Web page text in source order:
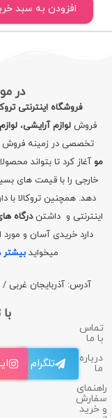
افزودن به سبد
در
فروشگاه اینترنتی
فروشلوازم آرایشی،
تخصصی در زمینه فروش
مو آغاز کرد تا بتواند
خارجی را با قیمت های
دهد. همچنین تروکالا با
اینترنتی و داشتندرگاه
دارد خریدی آسان و مورد
میخوایدبیشتر
آدرس: آذربایجان غربی
تماس
با ما
درباره
ما
راهنمای
سفارش
و خرید
تلگرام